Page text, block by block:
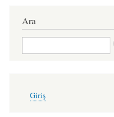
links
for
bük
baran
esmer
Ara
Ara
account
Giriş